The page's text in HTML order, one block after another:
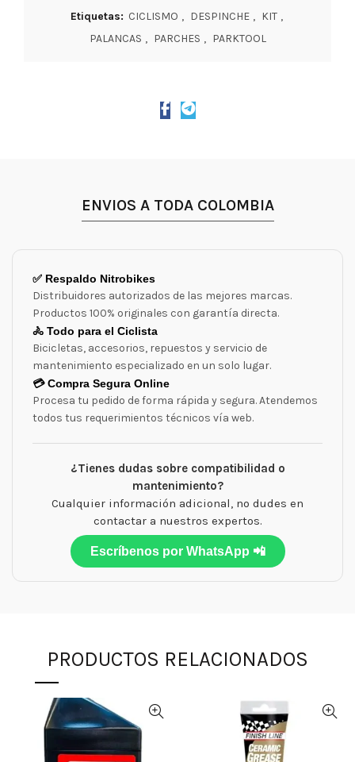
Etiquetas: CICLISMO , DESPINCHE , KIT ,
PALANCAS , PARCHES , PARKTOOL
ENVIOS A TODA COLOMBIA
✅ Respaldo Nitrobikes
Distribuidores autorizados de las mejores marcas.
Productos 100% originales con garantía directa.
🚴 Todo para el Ciclista
Bicicletas, accesorios, repuestos y servicio de
mantenimiento especializado en un solo lugar.
💳 Compra Segura Online
Procesa tu pedido de forma rápida y segura. Atendemos
todos tus requerimientos técnicos vía web.
¿Tienes dudas sobre compatibilidad o
mantenimiento?
Cualquier información adicional, no dudes en
contactar a nuestros expertos.
Escríbenos por WhatsApp 📲
PRODUCTOS RELACIONADOS